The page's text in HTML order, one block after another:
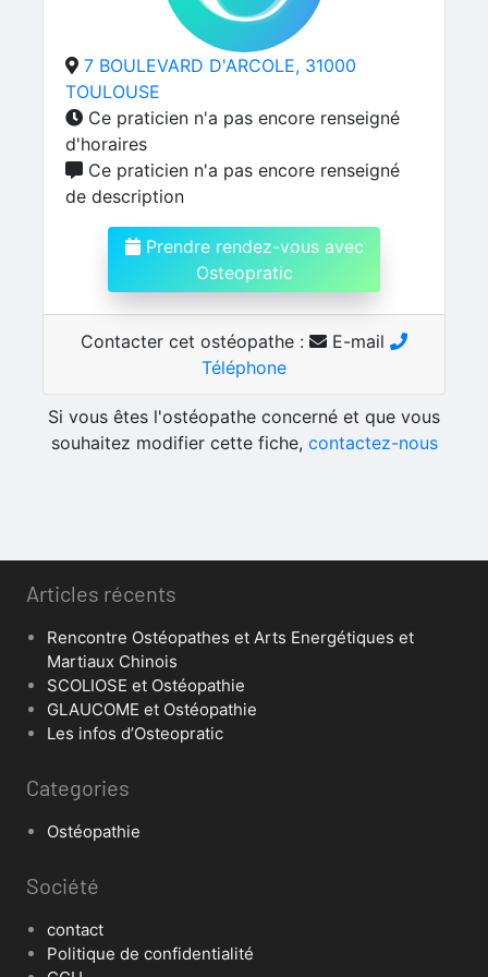
7 BOULEVARD D'ARCOLE, 31000
TOULOUSE
Ce praticien n'a pas encore renseigné
d'horaires
Ce praticien n'a pas encore renseigné
de description
Prendre rendez-vous avec
Osteopratic
Contacter cet ostéopathe :
E-mail
Téléphone
Si vous êtes l'ostéopathe concerné et que vous
souhaitez modifier cette fiche, contactez-nous
Articles récents
Rencontre Ostéopathes et Arts Energétiques et
Martiaux Chinois
SCOLIOSE et Ostéopathie
GLAUCOME et Ostéopathie
Les infos d’Osteopratic
Categories
Ostéopathie
Société
contact
Politique de confidentialité